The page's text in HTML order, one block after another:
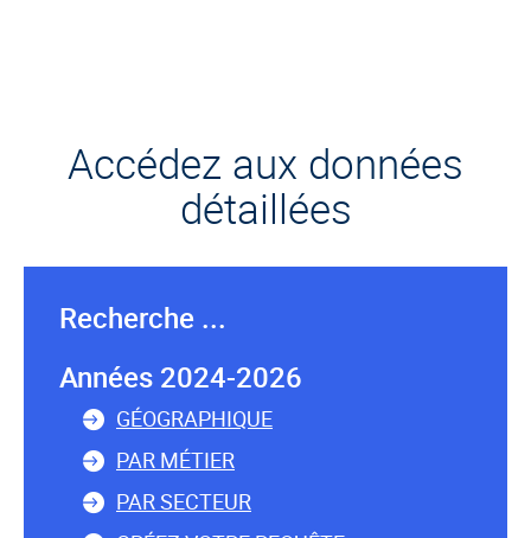
Accédez aux données
détaillées
Recherche ...
Années 2024-2026
GÉOGRAPHIQUE
PAR MÉTIER
PAR SECTEUR